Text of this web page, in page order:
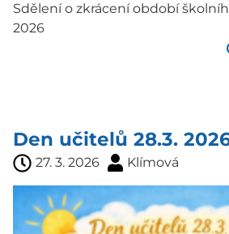
Sdělení o zkrácení období
2026
Den učitelů 28.3.
27. 3. 2026 Klímová